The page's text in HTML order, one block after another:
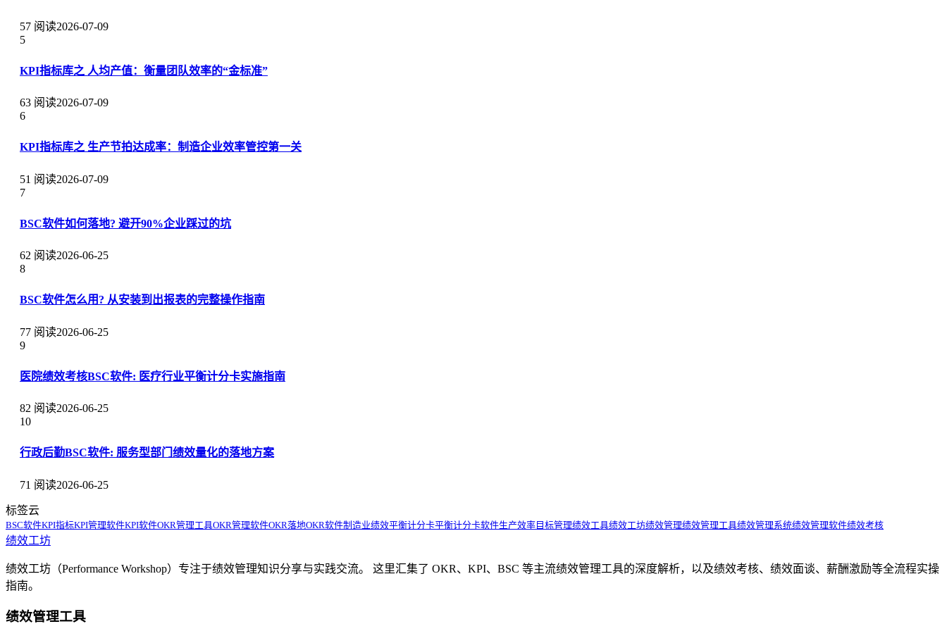
57 阅读2026-07-09
5
KPI指标库之 人均产值：衡量团队效率的“金标准”
63 阅读2026-07-09
6
KPI指标库之 生产节拍达成率：制造企业效率管控第一关
51 阅读2026-07-09
7
BSC软件如何落地? 避开90%企业踩过的坑
62 阅读2026-06-25
8
BSC软件怎么用? 从安装到出报表的完整操作指南
77 阅读2026-06-25
9
医院绩效考核BSC软件: 医疗行业平衡计分卡实施指南
82 阅读2026-06-25
10
行政后勤BSC软件: 服务型部门绩效量化的落地方案
71 阅读2026-06-25
标签云
BSC软件KPI指标KPI管理软件KPI软件OKR管理工具OKR管理软件OKR落地OKR软件制造业绩效平衡计分卡平衡计分卡软件生产效率 目标管理绩效工具绩效工坊绩效管理绩效管理工具绩效管理系统绩效管理软件绩效考核
绩效工坊
绩效工坊（Performance Workshop）专注于绩效管理知识分享与实践交流。 这里汇集了 OKR、KPI、BSC 等主流绩效管理工具的深度解析，以及绩效考核、绩效面谈、薪酬激励等全流程实操
指南。
绩效管理工具